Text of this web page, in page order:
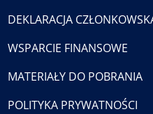
DEKLARACJA
WSPARCIE FINANSOWE
MATERIAŁY DO POBRANIA
POLITYKA PRYWATNOŚCI